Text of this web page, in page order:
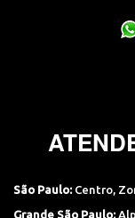
São Paulo: Centro
Grande São Paulo: